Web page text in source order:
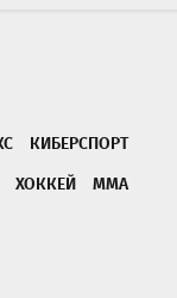
КИБЕРСПОРТ
ХОККЕЙ
ММА